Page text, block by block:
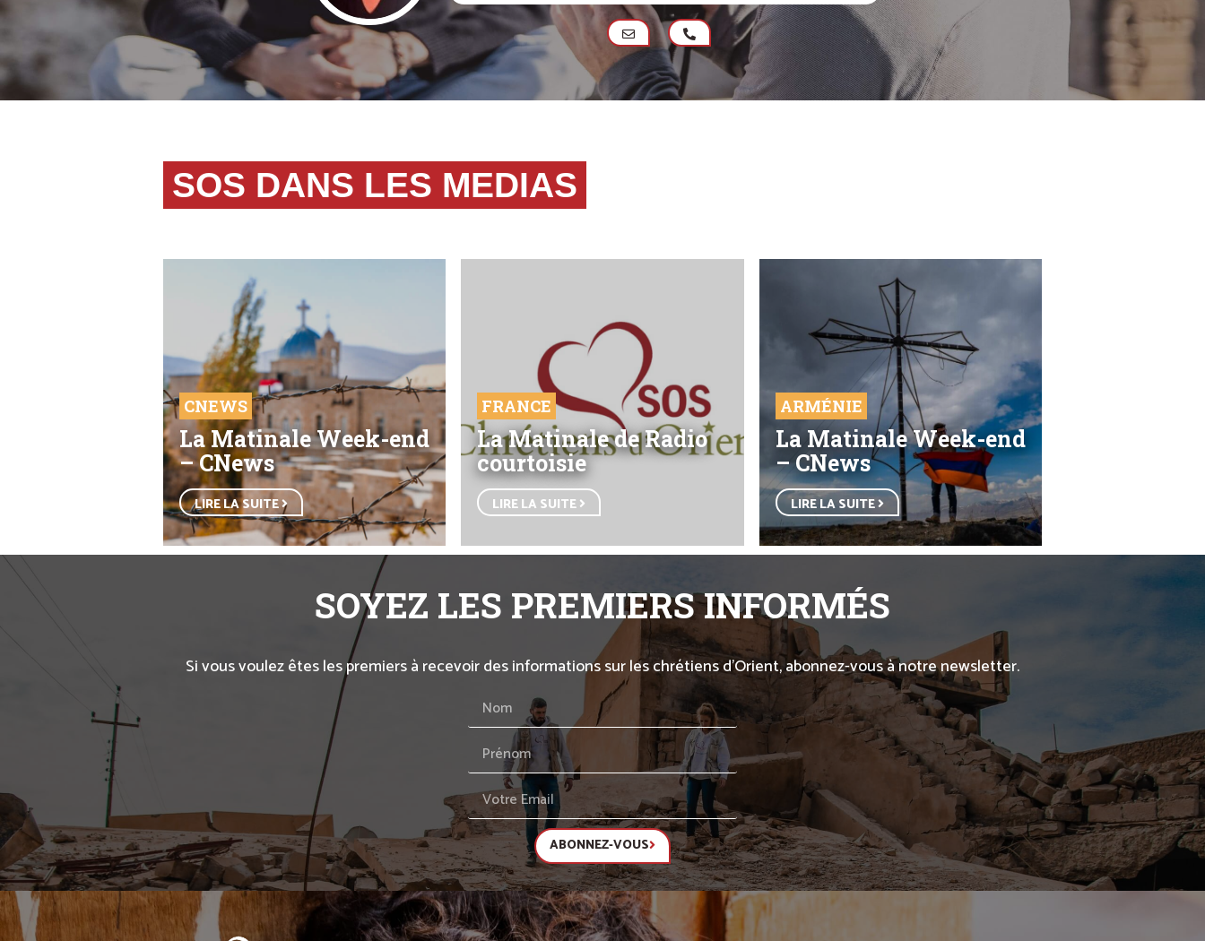
SOS DANS LES MEDIAS
CNEWS
La Matinale Week-end
– CNews
LIRE LA SUITE
FRANCE
La Matinale de Radio
courtoisie
LIRE LA SUITE
ARMÉNIE
La Matinale Week-end
– CNews
LIRE LA SUITE
SOYEZ LES PREMIERS INFORMÉS
Si vous voulez êtes les premiers à recevoir des informations sur les chrétiens d’Orient, abonnez-vous à notre newsletter.
ABONNEZ-VOUS